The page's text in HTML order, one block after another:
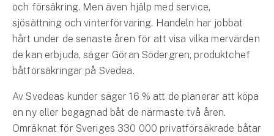
Företag
Företagsförsäkring
Bilförsäkring för företag
Släpvagnsförsäkring
Drönarförsäkring
och försäkring. Men även hjälp med service,
sjösättning och vinterförvaring. Handeln har jobbat
hårt under de senaste åren för att visa vilka mervärden
de kan erbjuda, säger Göran Södergren, produktchef
båtförsäkringar på Svedea.
Av Svedeas kunder säger 16 % att de planerar att köpa
en ny eller begagnad båt de närmaste två åren.
Omräknat för Sveriges 330 000 privatförsäkrade båtar